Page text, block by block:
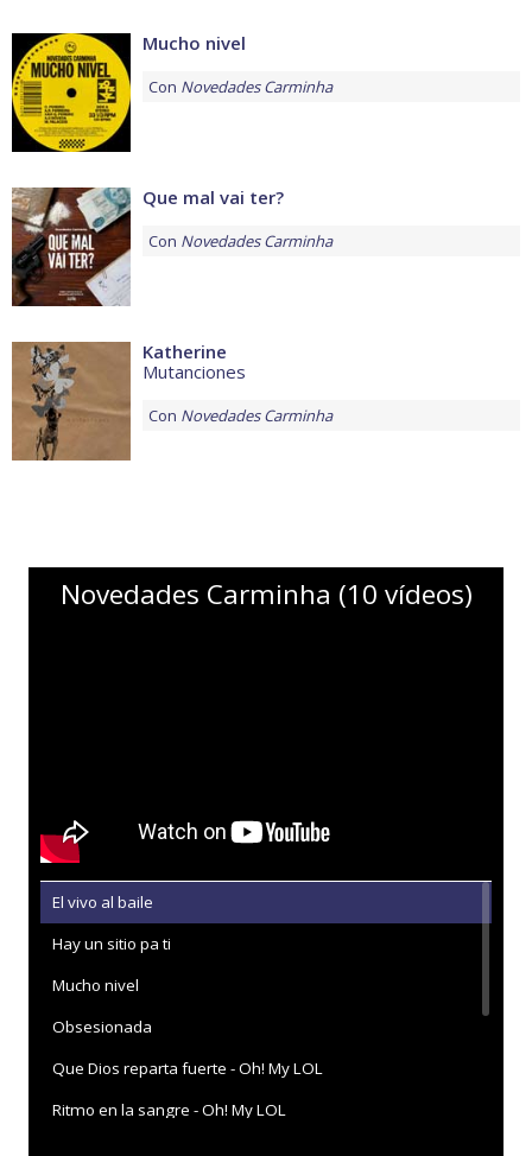
Mucho nivel
Con Novedades Carminha
Que mal vai ter?
Con Novedades Carminha
Katherine
Mutanciones
Con Novedades Carminha
Novedades Carminha (10 vídeos)
El vivo al baile
Hay un sitio pa ti
Mucho nivel
Obsesionada
Que Dios reparta fuerte - Oh! My LOL
Ritmo en la sangre - Oh! My LOL